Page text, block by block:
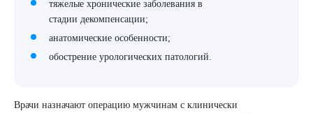
тяжелые хронические заболевания в
стадии декомпенсации;
анатомические особенности;
обострение урологических патологий.
Врачи назначают операцию мужчинам с клинически